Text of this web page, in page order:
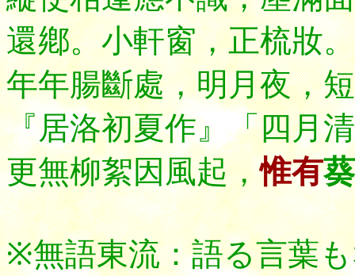
還鄕。小軒窗，正梳妝
年年腸斷處，明月夜，
『居洛初夏作』「四月
更無柳絮因風起，惟有
※無語東流：語る言葉